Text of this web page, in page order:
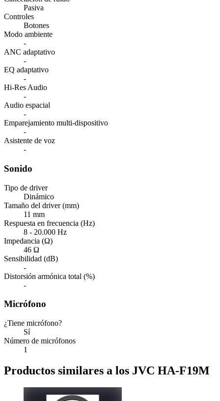
Pasiva
Controles
Botones
Modo ambiente
-
ANC adaptativo
-
EQ adaptativo
-
Hi-Res Audio
-
Audio espacial
-
Emparejamiento multi-dispositivo
-
Asistente de voz
-
Sonido
Tipo de driver
Dinámico
Tamaño del driver (mm)
11 mm
Respuesta en frecuencia (Hz)
8 - 20.000 Hz
Impedancia (Ω)
46 Ω
Sensibilidad (dB)
-
Distorsión armónica total (%)
-
Micrófono
¿Tiene micrófono?
Sí
Número de micrófonos
1
Productos similares a los JVC HA-F19M